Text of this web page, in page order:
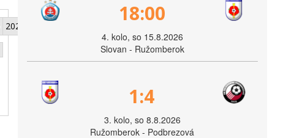
2026
18:00
4. kolo, so 15.8.2026
Slovan - Ružomberok
1:4
3. kolo, so 8.8.2026
Ružomberok - Podbrezová